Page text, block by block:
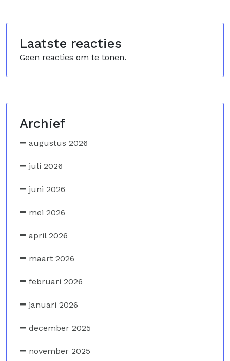
Laatste reacties
Geen reacties om te tonen.
Archief
augustus 2026
juli 2026
juni 2026
mei 2026
april 2026
maart 2026
februari 2026
januari 2026
december 2025
november 2025